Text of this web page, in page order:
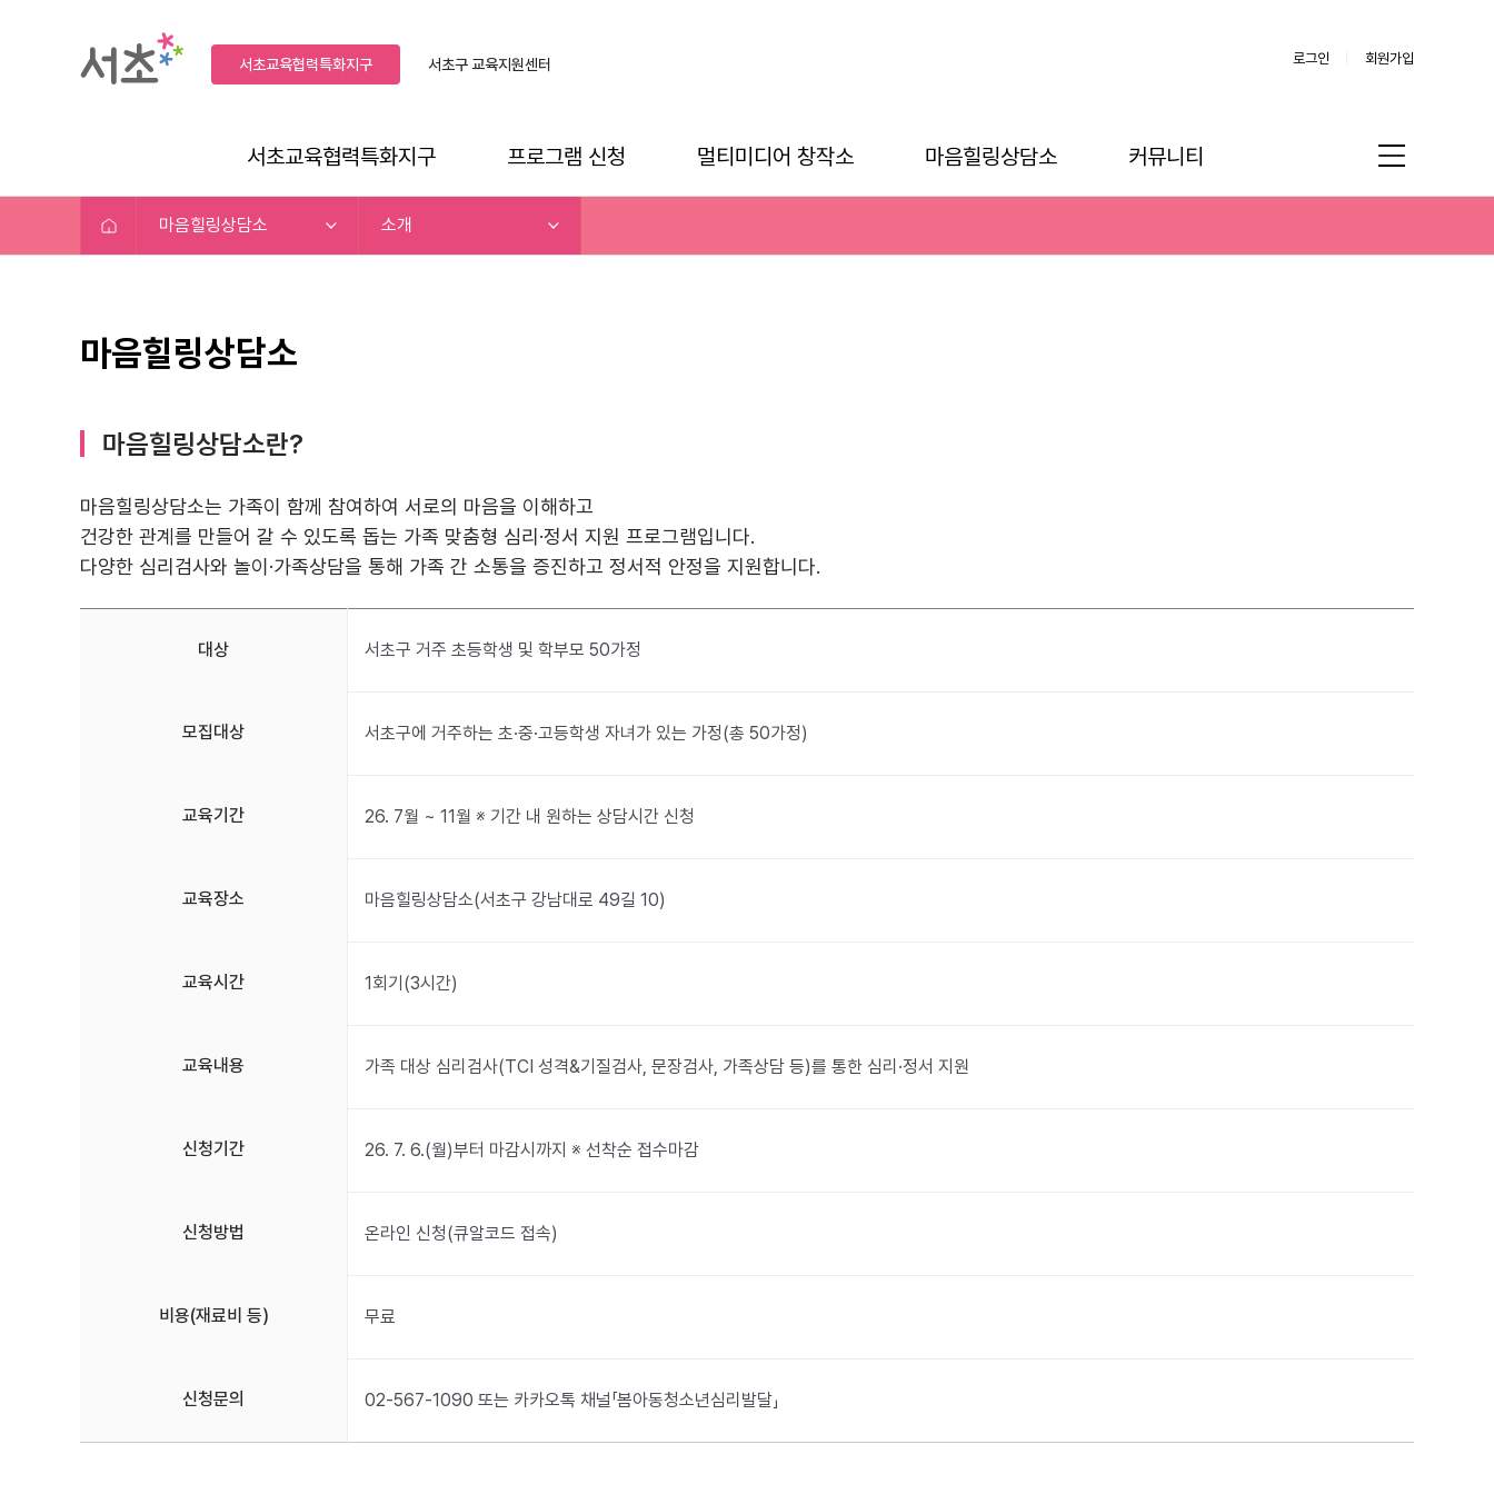
서초교육협력특화지구 서초구교육지원센터 로그인 회원가입
서초교육협력특화지구 프로그램 신청 멀티미디어 창작소 마음힐링상담소 커뮤니티
마음힐링상담소 소개
마음힐링상담소
마음힐링상담소란?
마음힐링상담소는 가족이 함께 참여하여 서로의 마음을 이해하고
건강한 관계를 만들어 갈 수 있도록 돕는 가족 맞춤형 심리·정서 지원 프로그램입니다.
다양한 심리검사와 놀이·가족상담을 통해 가족 간 소통을 증진하고 정서적 안정을 지원합니다.
대상 서초구 거주 초등학생 및 학부모 50가정
모집대상 서초구에 거주하는 초·중·고등학생 자녀가 있는 가정(총 50가정)
교육기간 26. 7월 ~ 11월 ※ 기간 내 원하는 상담시간 신청
교육장소 마음힐링상담소(서초구 강남대로 49길 10)
교육시간 1회기(3시간)
교육내용 가족 대상 심리검사(TCI 성격&기질검사, 문장검사, 가족상담 등)를 통한 심리·정서 지원
신청기간 26. 7. 6.(월)부터 마감시까지 ※ 선착순 접수마감
신청방법 온라인 신청(큐알코드 접속)
비용(재료비 등) 무료
신청문의 02-567-1090 또는 카카오톡 채널「봄아동청소년심리발달」